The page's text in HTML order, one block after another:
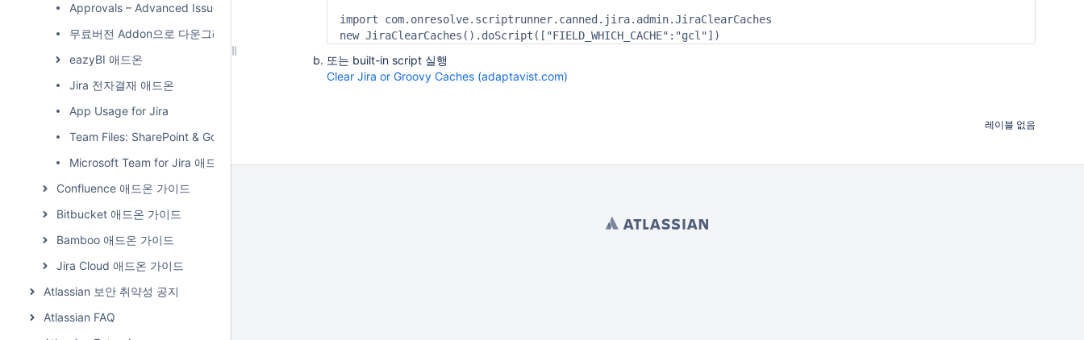
Approvals – Advanced Issue Acceptance
무료버전 Addon으로 다운그레이드 하기
eazyBI 애드온
Jira 전자결재 애드온
App Usage for Jira
Team Files: SharePoint & Google Drive for Jira
Microsoft Team for Jira 애드온
Confluence 애드온 가이드
Bitbucket 애드온 가이드
Bamboo 애드온 가이드
Jira Cloud 애드온 가이드
Atlassian 보안 취약성 공지
Atlassian FAQ
import com.onresolve.scriptrunner.canned.jira.admin.JiraClearCaches
new JiraClearCaches().doScript(["FIELD_WHICH_CACHE":"gcl"])
또는 built-in script 실행
Clear Jira or Groovy Caches (adaptavist.com)
레이블 없음